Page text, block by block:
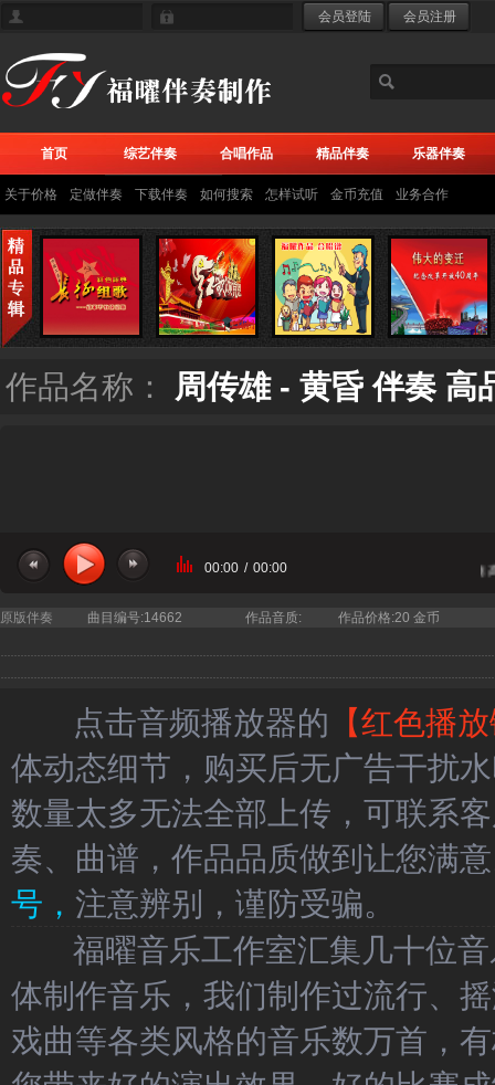
首页 综艺伴奏 合唱作品 精品伴奏 乐器伴奏
关于价格 定做伴奏 下载伴奏 如何搜索 怎样试听 金币充值 业务合作
作品名称： 周传雄 - 黄昏 伴奏 高
当前曲目：周传雄 - 黄昏 伴奏
00:00 / 00:00
原版伴奏 曲目编号:14662 作品音质: 作品价格:20 金币
点击音频播放器的 【红色播
体动态细节，购买后无广告干扰
数量太多无法全部上传，可联系
奏、曲谱，作品品质做到让您满
号， 注意辨别，谨防受骗。
福曜音乐工作室汇集几十位音
体制作音乐，我们制作过流行、
戏曲等各类风格的音乐数万首，